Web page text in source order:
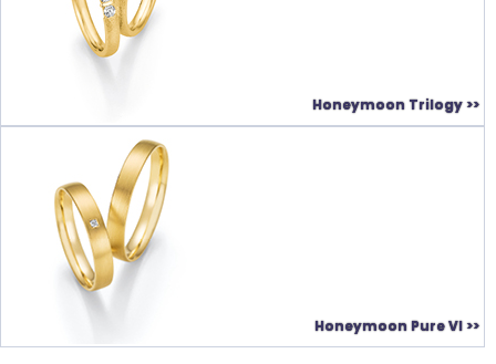
Honeymoon Trilogy >>
Honeymoon Pure VI >>